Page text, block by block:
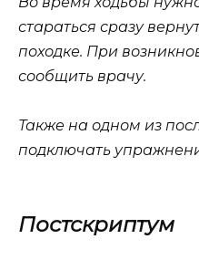
стараться сразу
походке. При
сообщить врачу.
Также на одном из
подключать
Постскриптум